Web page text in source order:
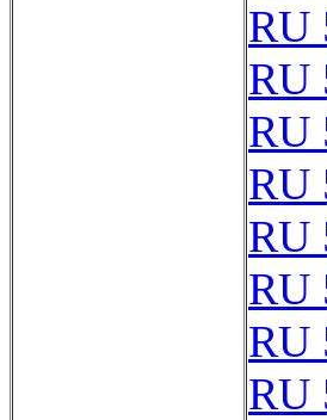
RU
RU
RU
RU
RU
RU
RU
RU